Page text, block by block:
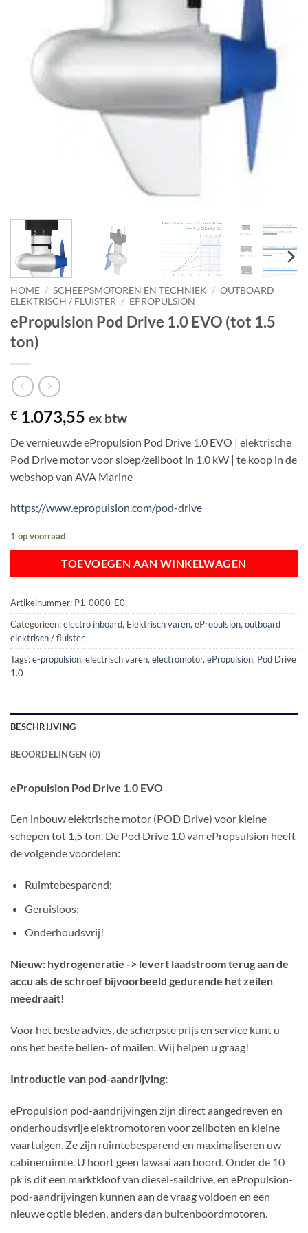
HOME / SCHEEPSMOTOREN EN TECHNIEK / OUTBOARD
ELEKTRISCH / FLUISTER / EPROPULSION
ePropulsion Pod Drive 1.0 EVO (tot 1.5
ton)
€ 1.073,55 ex btw
De vernieuwde ePropulsion Pod Drive 1.0 EVO | elektrische
Pod Drive motor voor sloep/zeilboot in 1.0 kW | te koop in de
webshop van AVA Marine
https://www.epropulsion.com/pod-drive
1 op voorraad
TOEVOEGEN AAN WINKELWAGEN
Artikelnummer: P1-0000-E0
Categorieën:electro inboard, Elektrisch varen, ePropulsion, outboard
elektrisch / fluister
Tags:e-propulsion, electrisch varen, electromotor, ePropulsion, Pod Drive
1.0
BESCHRIJVING
BEOORDELINGEN (0)
ePropulsion Pod Drive 1.0 EVO
Een inbouw elektrische motor (POD Drive) voor kleine
schepen tot 1,5 ton. De Pod Drive 1.0 van ePropsulsion heeft
de volgende voordelen:
Ruimtebesparend;
Geruisloos;
Onderhoudsvrij!
Nieuw: hydrogeneratie -> levert laadstroom terug aan de
accu als de schroef bijvoorbeeld gedurende het zeilen
meedraait!
Voor het beste advies, de scherpste prijs en service kunt u
ons het beste bellen- of mailen. Wij helpen u graag!
Introductie van pod-aandrijving:
ePropulsion pod-aandrijvingen zijn direct aangedreven en
onderhoudsvrije elektromotoren voor zeilboten en kleine
vaartuigen. Ze zijn ruimtebesparend en maximaliseren uw
cabineruimte. U hoort geen lawaai aan boord. Onder de 10
pk is dit een marktkloof van diesel-saildrive, en ePropulsion-
pod-aandrijvingen kunnen aan de vraag voldoen en een
nieuwe optie bieden, anders dan buitenboordmotoren.